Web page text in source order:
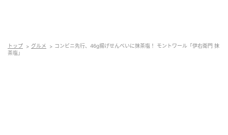
商品名：伊右衛門 抹茶塩
トップ グルメ
コンビニ先行、46g揚げせんべいに抹茶塩！ モントワール「伊右衛門 抹
茶塩」